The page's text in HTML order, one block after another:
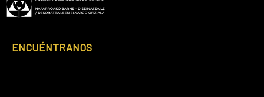
Footer
ENCUÉNTRANOS